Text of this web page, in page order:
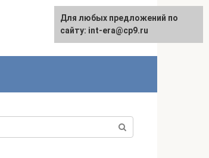
English
Для любых предложений по
сайту: int-era@cp9.ru